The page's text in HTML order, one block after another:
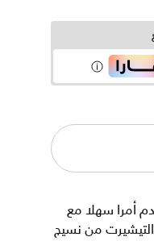
أمرا سهلا مع
من نسيج